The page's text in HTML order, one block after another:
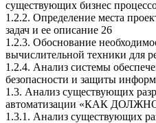
существующих бизнес
1.2.2. Определение места
задач и ее описание 26
1.2.3. Обоснование
вычислительной техники для
1.2.4. Анализ системы
безопасности и защиты
1.3. Анализ существующих
автоматизации «КАК
1.3.1. Анализ существующих